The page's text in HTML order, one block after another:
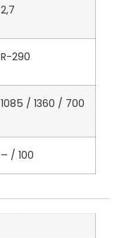
2,7
R-290
1085 / 1360 / 700
– / 100